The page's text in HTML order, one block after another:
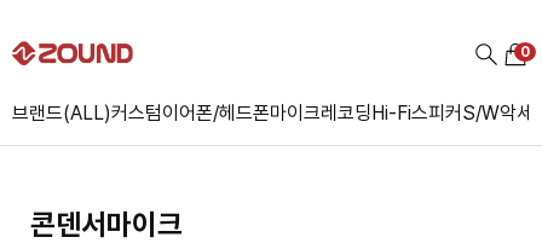
브랜드(ALL)커스텀이어폰/헤드폰마이크레코딩Hi-Fi스피커S/W악세
0
콘덴서마이크